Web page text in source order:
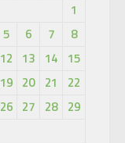
1
5 6 7
8
12 13 14
15
19 20 21
22
26 27 28
29